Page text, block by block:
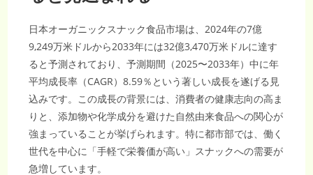
日本オーガニックスナック食品市場は、2024年の7億
9,249万米ドルから2033年には32億3,470万米ドルに達す
ると予測されており、予測期間（2025〜2033年）中に年
平均成長率（CAGR）8.59％という著しい成長を遂げる見
込みです。この成長の背景には、消費者の健康志向の高ま
りと、添加物や化学成分を避けた自然由来食品への関心が
強まっていることが挙げられます。特に都市部では、働く
世代を中心に「手軽で栄養価が高い」スナックへの需要が
急増しています。